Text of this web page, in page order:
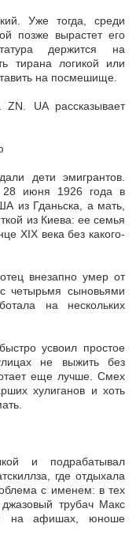
Уже тогда, среди
позже вырастет его
держится на
тирана логикой или
на посмешище.
UA рассказывает
дети эмигрантов.
28 июня 1926 года в
из Гданьска, а мать,
из Киева: ее семья
XIX века без какого-
внезапно умер от
четырьмя сыновьями
на нескольких
усвоил простое
не выжить без
еще лучше. Смех
хулиганов и хоть
и подрабатывал
где отдыхала
с именем: в тех
трубач Макс
на афишах, юноше